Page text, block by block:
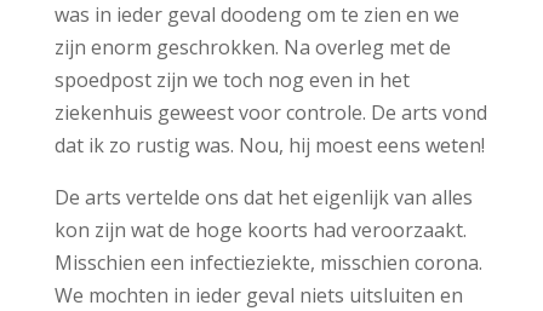
was in ieder geval doodeng om te zien en we
zijn enorm geschrokken. Na overleg met de
spoedpost zijn we toch nog even in het
ziekenhuis geweest voor controle. De arts vond
dat ik zo rustig was. Nou, hij moest eens weten!
De arts vertelde ons dat het eigenlijk van alles
kon zijn wat de hoge koorts had veroorzaakt.
Misschien een infectieziekte, misschien corona.
We mochten in ieder geval niets uitsluiten en